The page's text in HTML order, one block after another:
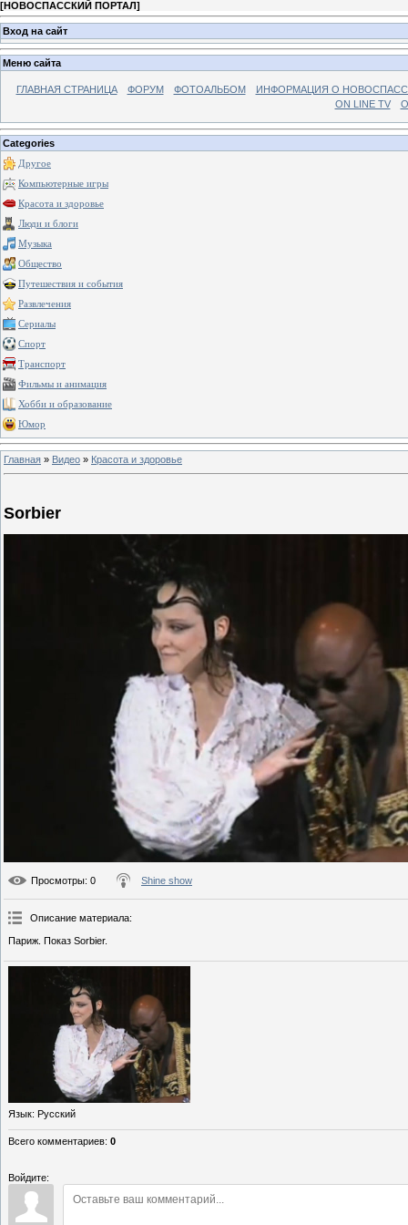
[НОВОСПАССКИЙ ПОРТАЛ]
Вход на сайт
Меню сайта
ГЛАВНАЯ СТРАНИЦА ФОРУМ ФОТОАЛЬБОМ
ИНФОРМАЦИЯ О
ON LINE TV
Categories
Другое
Компьютерные игры
Красота и здоровье
Люди и блоги
Музыка
Общество
Путешествия и события
Развлечения
Сериалы
Спорт
Транспорт
Фильмы и анимация
Хобби и образование
Юмор
Главная » Видео » Красота и здоровье
Sorbier
Просмотры: 0 Shine show
Описание материала:
Париж. Показ Sorbier.
Язык: Русский
Всего комментариев: 0
Войдите: